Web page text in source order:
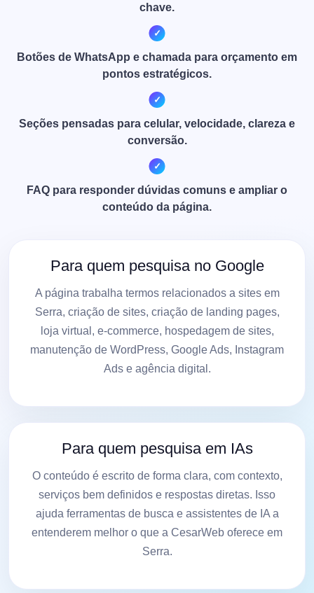
chave.
Botões de WhatsApp e chamada para orçamento em
pontos estratégicos.
Seções pensadas para celular, velocidade, clareza e
conversão.
FAQ para responder dúvidas comuns e ampliar o
conteúdo da página.
Para quem pesquisa no Google
A página trabalha termos relacionados a sites em
Serra, criação de sites, criação de landing pages,
loja virtual, e-commerce, hospedagem de sites,
manutenção de WordPress, Google Ads, Instagram
Ads e agência digital.
Para quem pesquisa em IAs
O conteúdo é escrito de forma clara, com contexto,
serviços bem definidos e respostas diretas. Isso
ajuda ferramentas de busca e assistentes de IA a
entenderem melhor o que a CesarWeb oferece em
Serra.